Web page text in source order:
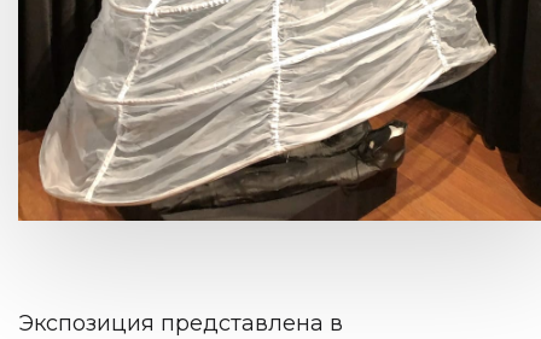
Экспозиция представлена в